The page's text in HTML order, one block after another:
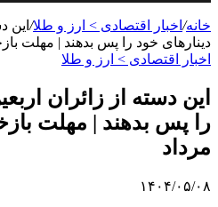
خانه/ اخبار اقتصادی > ارز و طلا/ این
دینارهای خود را پس بدهند | مهلت بازخرید
اخبار اقتصادی > ارز و طلا
این دسته از زائران
مرداد
۱۴۰۴/۰۵/۰۸